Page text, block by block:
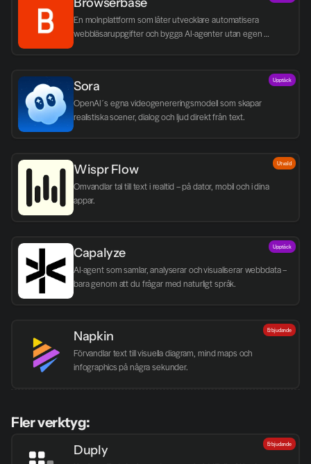
En molnplattform som låter utvecklare automatisera
webbläsaruppgifter och bygga AI-agenter utan egen
Sora
OpenAI´s egna videogenereringsmodell som skapar
realistiska scener, dialog och ljud direkt från text.
Upptäck
Wispr Flow
Omvandlar tal till text i realtid – på dator, mobil och i dina
appar.
Utvald
Capalyze
AI-agent som samlar, analyserar och visualiserar webbdata –
bara genom att du frågar med naturligt språk.
Upptäck
Napkin
Förvandlar text till visuella diagram, mind maps och
infographics på några sekunder.
Erbjudande
Fler verktyg:
Duply Erbjudande